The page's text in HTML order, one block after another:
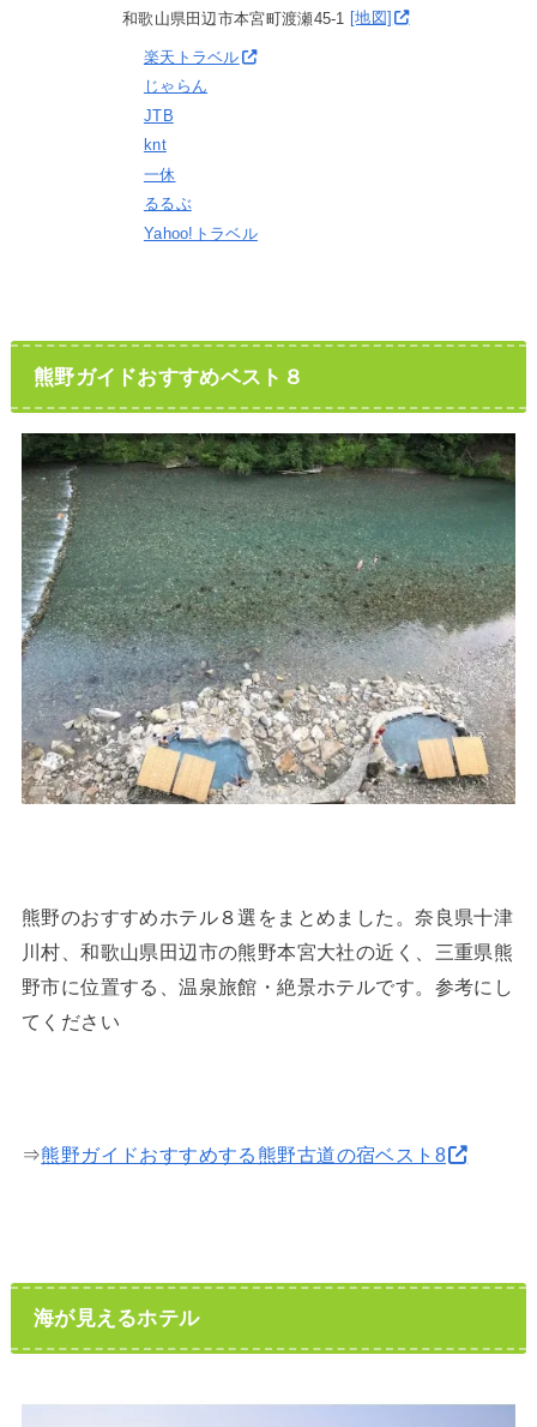
和歌山県田辺市本宮町渡瀬45-1 [地図]
楽天トラベル
じゃらん
JTB
knt
一休
るるぶ
Yahoo!トラベル
熊野ガイドおすすめベスト８
熊野のおすすめホテル８選をまとめました。奈良県十津
川村、和歌山県田辺市の熊野本宮大社の近く、三重県熊
野市に位置する、温泉旅館・絶景ホテルです。参考にし
てください
⇒熊野ガイドおすすめする熊野古道の宿ベスト8
海が見えるホテル